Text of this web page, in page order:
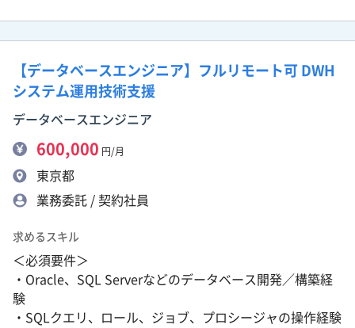
【データベースエンジニア】フルリモート可 DWH
システム運用技術支援
データベースエンジニア
600,000 円/月
東京都
業務委託 / 契約社員
求めるスキル
＜必須要件＞
・Oracle、SQL Serverなどのデータベース開発／構築経
験
・SQLクエリ、ロール、ジョブ、プロシージャの操作経験